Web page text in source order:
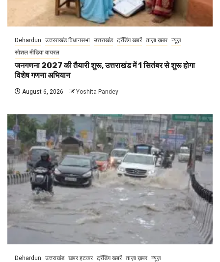
Dehardun उत्तरराखंड विधानसभा उत्तराखंड ट्रेंडिंग खबरें ताज़ा ख़बर न्यूज़
सोशल मीडिया वायरल
जनगणना 2027 की तैयारी शुरू, उत्तराखंड में 1 सितंबर से शुरू होगा
विशेष गणना अभियान
August 6, 2026 Yoshita Pandey
Dehardun उत्तराखंड खबर हटकर ट्रेंडिंग खबरें ताज़ा ख़बर न्यूज़